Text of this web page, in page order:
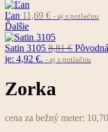
Ľan 11,69 € - aj s potlačou
Ďalšie
Satin 3105 8,81€
je: 4,92 €. - aj s potlačou
Zorka
cena za bežný meter: 10,70